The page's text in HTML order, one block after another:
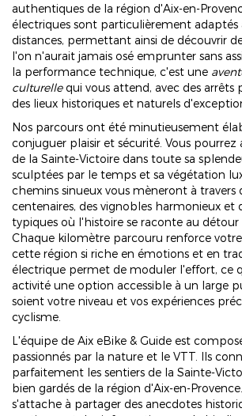
authentiques de la région d'Aix-en-
électriques sont particulièrement adaptés
distances, permettant ainsi de découvrir
l'on n'aurait jamais osé emprunter sans
la performance technique, c'est une
culturellequi vous attend, avec des arrêts
des lieux historiques et naturels
Nos parcours ont été minutieusement
conjuguer plaisir et sécurité. Vous
de la Sainte-Victoire dans toute sa
sculptées par le temps et sa végétation
chemins sinueux vous mèneront à travers
centenaires, des vignobles harmonieux et
typiques où l'histoire se raconte au détour
Chaque kilomètre parcouru renforce
cette région si riche en émotions et en
électrique permet de moduler l'effort, ce
activité une option accessible à un large
soient votre niveau et vos expériences
cyclisme.
L'équipe de Aix eBike & Guide est
passionnés par la nature et le VTT. Ils
parfaitement les sentiers de la Sainte-
bien gardés de la région d'Aix-en-
s'attache à partager des anecdotes